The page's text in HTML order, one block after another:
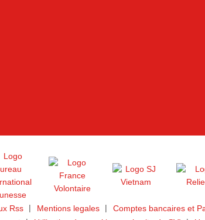
Rss Mentions legales Comptes bancaires et